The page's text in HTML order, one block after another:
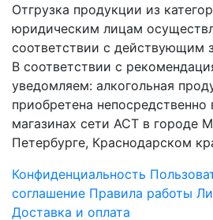
Отгрузка продукции из
юридическим лицам
соответствии с действующим
В соответствии с
уведомляем: алкогольная
приобретена непосредственно
магазинах сети АСТ в городе
Петербурге, Краснодарском
Конфиденциальность
соглашение Правила работы
Доставка и оплата